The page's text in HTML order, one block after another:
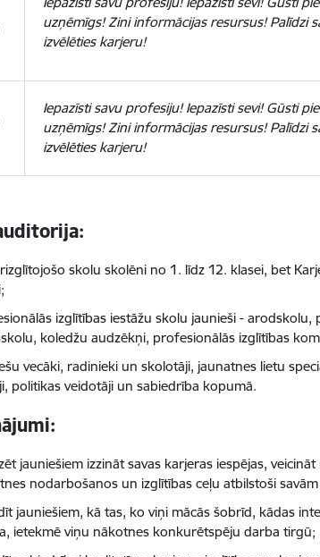
uzņēmīgs! Zini informācijas resursus! Palīdzi
izvēlēties karjeru!
Iepazīsti savu profesiju! Iepazīsti sevi! Gūsti
uzņēmīgs! Zini informācijas resursus! Palīdzi
izvēlēties karjeru!
skolu skolēni no 1. līdz 12. klasei, bet
izglītības iestāžu skolu jaunieši -
koledžu audzēkņi, profesionālās izglītības
vecāki, radinieki un skolotāji, jaunatnes lietu
politikas veidotāji un sabiedrība kopumā.
jauniešiem izzināt savas karjeras iespējas,
nodarbošanos un izglītības ceļu atbilstoši
jauniešiem, kā tas, ko viņi mācās šobrīd, kādas
ietekmē viņu nākotnes konkurētspēju darba tirgū;